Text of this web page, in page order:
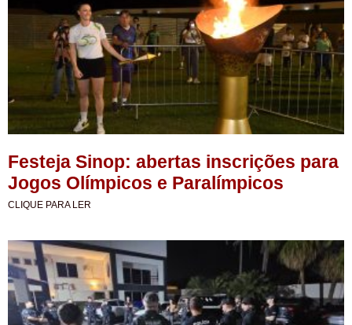
Festeja Sinop: abertas inscrições para
Jogos Olímpicos e Paralímpicos
CLIQUE PARA LER